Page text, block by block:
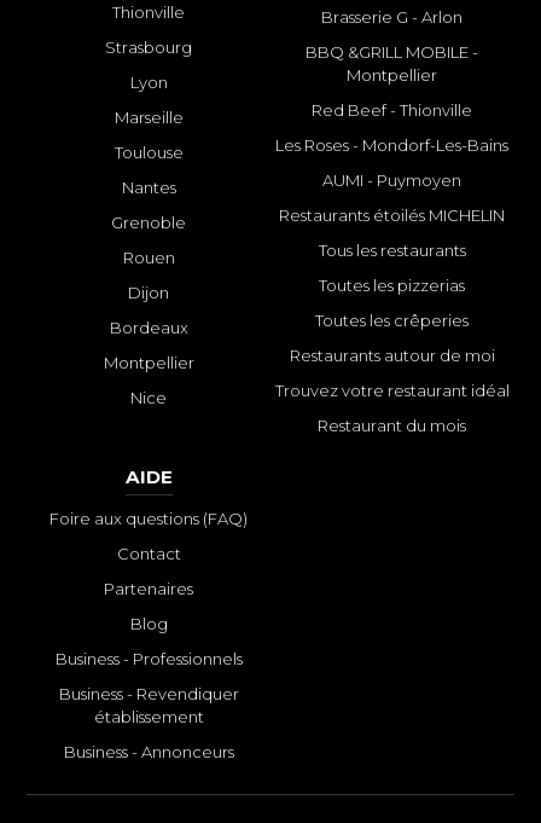
Thionville
Strasbourg
Lyon
Marseille
Toulouse
Nantes
Grenoble
Rouen
Dijon
Bordeaux
Montpellier
Nice
Brasserie G - Arlon
BBQ &GRILL MOBILE -
Montpellier
Red Beef - Thionville
Les Roses - Mondorf-Les-Bains
AUMI - Puymoyen
Restaurants étoilés MICHELIN
Tous les restaurants
Toutes les pizzerias
Toutes les crêperies
Restaurants autour de moi
Trouvez votre restaurant idéal
Restaurant du mois
AIDE
Foire aux questions (FAQ)
Contact
Partenaires
Blog
Business - Professionnels
Business - Revendiquer
établissement
Business - Annonceurs